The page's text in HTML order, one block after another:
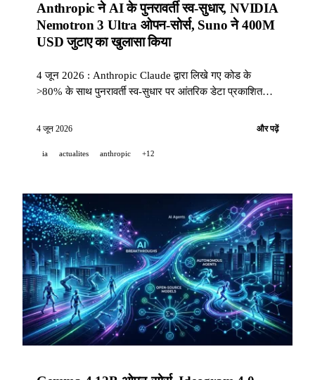
Anthropic ने AI के पुनरावर्ती स्व-सुधार, NVIDIA
Nemotron 3 Ultra ओपन-सोर्स, Suno ने 400M
USD जुटाए का खुलासा किया
4 जून 2026 : Anthropic Claude द्वारा लिखे गए कोड के
>80% के साथ पुनरावर्ती स्व-सुधार पर आंतरिक डेटा प्रकाशित
जारी करता है। OpenAI ChatGPT के लिए Dreaming v3
है। Suno 5.4 अरब के मूल्यांकन पर 400M USD जुटाता है।
4 जून 2026 और पढ़ें
ia actualites anthropic +12